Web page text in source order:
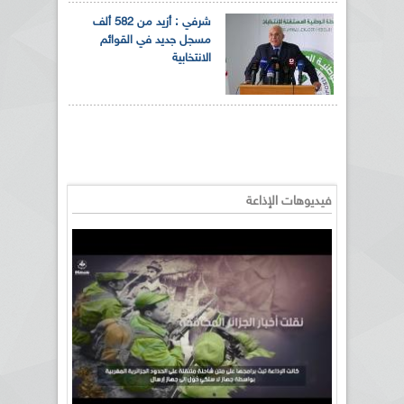
شرفي : أزيد من 582 ألف
مسجل جديد في القوائم
الانتخابية
فيديوهات الإذاعة